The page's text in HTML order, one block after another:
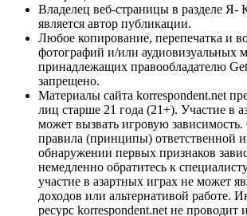
Владелец веб-страницы в разделе Я-
является автор публикации.
Любое копирование, перепечатка и
фотографий и/или аудиовизуальных
принадлежащих правообладателю
запрещено.
Материалы сайта korrespondent.net
лиц старше 21 года (21+). Участие в
может вызвать игровую
правила (принципы) ответственной
обнаружении первых признаков
немедленно обратитесь к
участие в азартных играх не может
доходов или альтернативой работе.
ресурс korrespondent.net не проводит